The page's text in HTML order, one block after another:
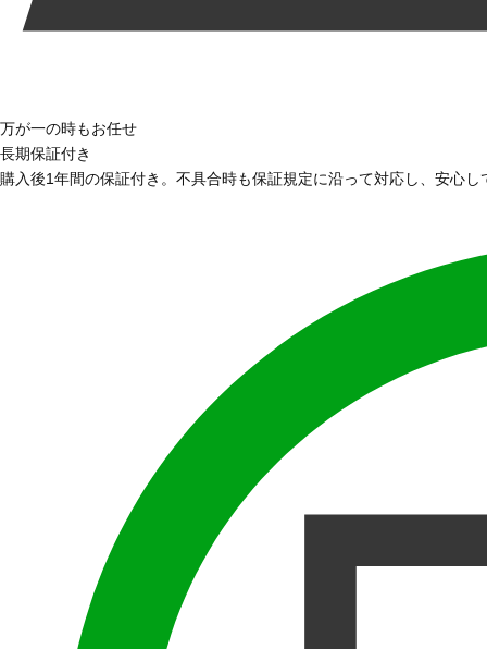
万が一の時もお任せ
長期保証付き
購入後1年間の保証付き。不具合時も保証規定に沿って対応し、安心